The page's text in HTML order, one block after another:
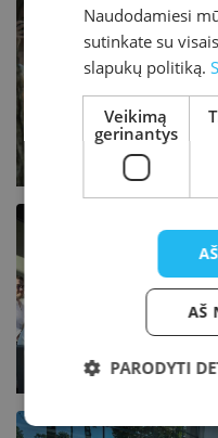
Naudodamiesi
sutinkate su
slapukų politiką.
Veikimą
gerinantys
AŠ
PARODYTI